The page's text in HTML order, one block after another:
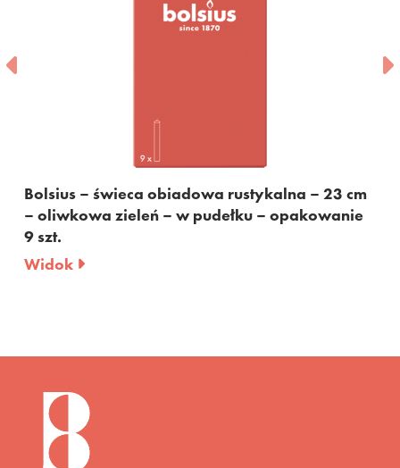
– 23 cm
– opakowanie
Bolsius – świeca obiadowa
– bordowa – w pudełku –